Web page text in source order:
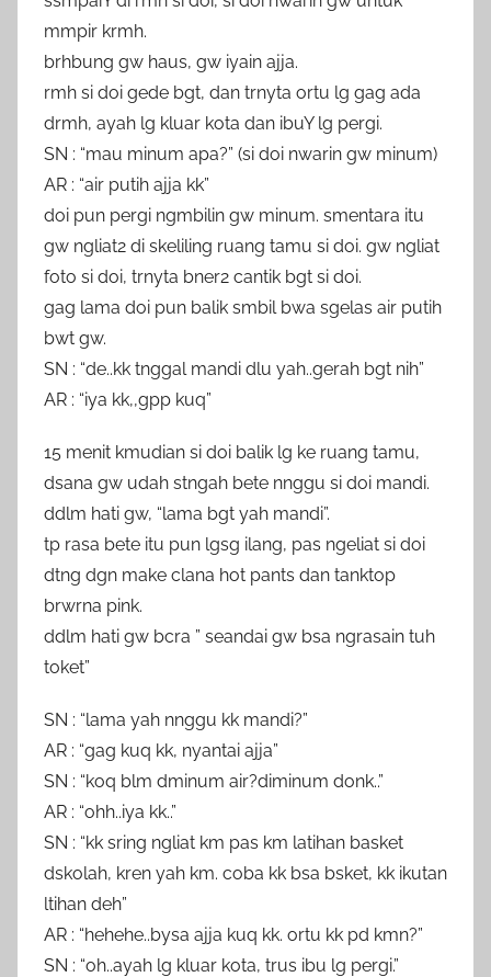
mmpir krmh.
brhbung gw haus, gw iyain ajja.
rmh si doi gede bgt, dan trnyta ortu lg gag ada
drmh, ayah lg kluar kota dan ibuY lg pergi.
SN : “mau minum apa?” (si doi nwarin gw minum)
AR : “air putih ajja kk”
doi pun pergi ngmbilin gw minum. smentara itu
gw ngliat2 di skeliling ruang tamu si doi. gw ngliat
foto si doi, trnyta bner2 cantik bgt si doi.
gag lama doi pun balik smbil bwa sgelas air putih
bwt gw.
SN : “de..kk tnggal mandi dlu yah..gerah bgt nih”
AR : “iya kk,,gpp kuq”
15 menit kmudian si doi balik lg ke ruang tamu,
dsana gw udah stngah bete nnggu si doi mandi.
ddlm hati gw, “lama bgt yah mandi”.
tp rasa bete itu pun lgsg ilang, pas ngeliat si doi
dtng dgn make clana hot pants dan tanktop
brwrna pink.
ddlm hati gw bcra ” seandai gw bsa ngrasain tuh
toket”
SN : “lama yah nnggu kk mandi?”
AR : “gag kuq kk, nyantai ajja”
SN : “koq blm dminum air?diminum donk..”
AR : “ohh..iya kk..”
SN : “kk sring ngliat km pas km latihan basket
dskolah, kren yah km. coba kk bsa bsket, kk ikutan
ltihan deh”
AR : “hehehe..bysa ajja kuq kk. ortu kk pd kmn?”
SN : “oh..ayah lg kluar kota, trus ibu lg pergi.”